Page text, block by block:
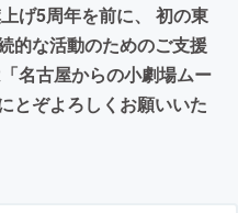
げ5周年を前に、 初の東
的な活動のためのご支援
名古屋からの小劇場ムー
とぞよろしくお願いいた